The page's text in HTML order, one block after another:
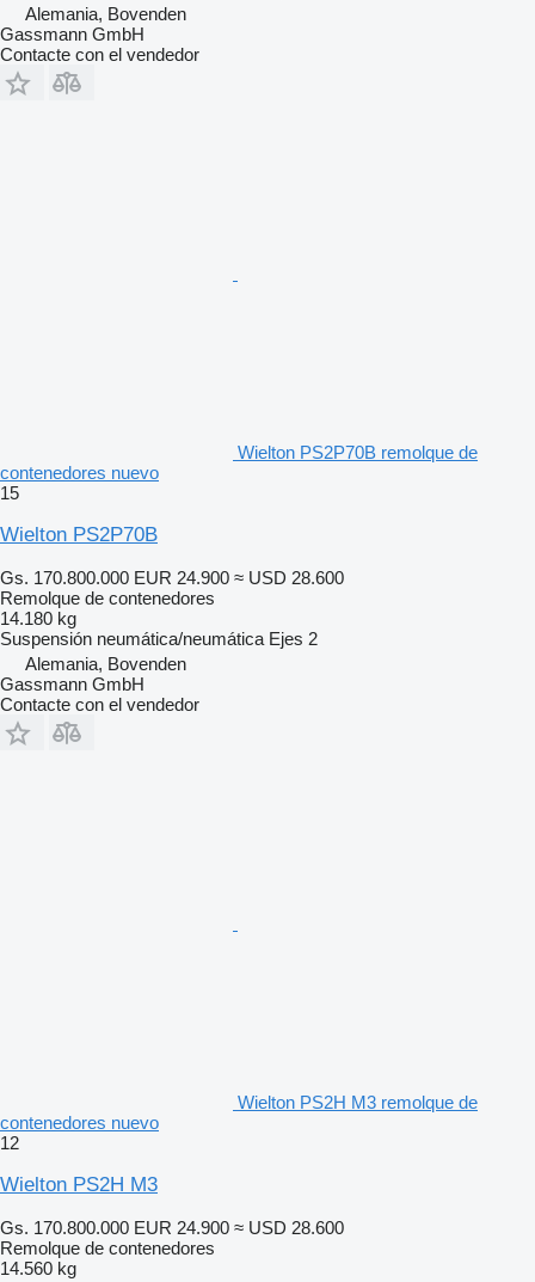
Alemania, Bovenden
Gassmann GmbH
Contacte con el vendedor
Wielton PS2P70B remolque de
contenedores nuevo
15
Wielton PS2P70B
Gs. 170.800.000 EUR 24.900 ≈ USD 28.600
Remolque de contenedores
14.180 kg
Suspensión neumática/neumática Ejes 2
Alemania, Bovenden
Gassmann GmbH
Contacte con el vendedor
Wielton PS2H M3 remolque de
contenedores nuevo
12
Wielton PS2H M3
Gs. 170.800.000 EUR 24.900 ≈ USD 28.600
Remolque de contenedores
14.560 kg